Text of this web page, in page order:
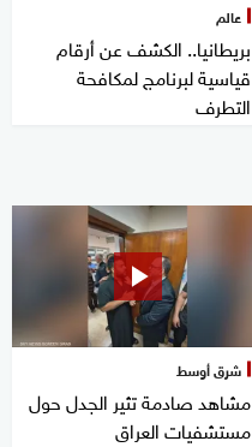
عالم
بريطانيا.. الكشف عن أرقام
قياسية لبرنامج لمكافحة
التطرف
شرق أوسط
مشاهد صادمة تثير الجدل حول
مستشفيات العراق